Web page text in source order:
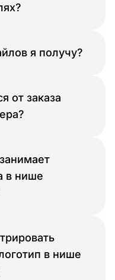
я получу?
от заказа
в нише
в нише